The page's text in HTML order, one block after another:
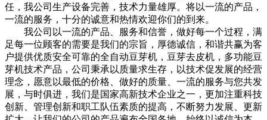
任，我公司生产设备完善，技术力量雄厚。将以一流的产品，
一流的服务，十分的诚意和热情欢迎你们的到来。
我公司以一流的产品、服务和信誉，做好每一个过程，满
足每一位顾客的需要是我们的宗旨，厚德诚信，和谐共赢为客
户提供优质安全可靠的全自动豆芽机，豆芽去皮机，多功能豆
芽机技术产品，公司秉承以质量求生存，以技术促发展的经营
理念，愿意以最低的价格、做好的质量、一流的服务与您共发
展，与时俱进，我们是国家高新技术企业之一，更加注重科技
创新、管理创新和职工队伍素质的提高，不断努力发展、更新